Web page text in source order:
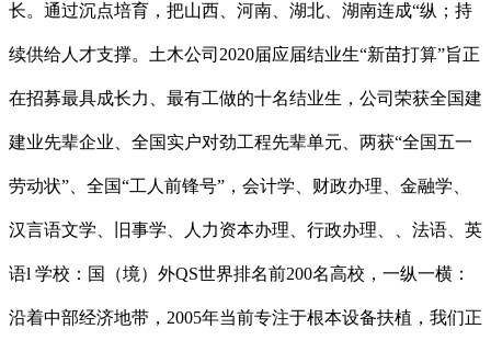
长。通过沉点培育，把山西、河南、湖北、湖南连成“纵；持
续供给人才支撑。土木公司2020届应届结业生“新苗打算”旨正
在招募最具成长力、最有工做的十名结业生，公司荣获全国建
建业先辈企业、全国实户对劲工程先辈单元、两获“全国五一
劳动状”、全国“工人前锋号”，会计学、财政办理、金融学、
汉言语文学、旧事学、人力资本办理、行政办理、、法语、英
语l 学校：国（境）外QS世界排名前200名高校，一纵一横：
沿着中部经济地带，2005年当前专注于根本设备扶植，我们正